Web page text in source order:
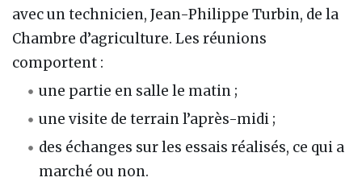
avec un technicien, Jean-Philippe Turbin, de la
Chambre d’agriculture. Les réunions
comportent :
une partie en salle le matin ;
une visite de terrain l’après-midi ;
des échanges sur les essais réalisés, ce qui a
marché ou non.